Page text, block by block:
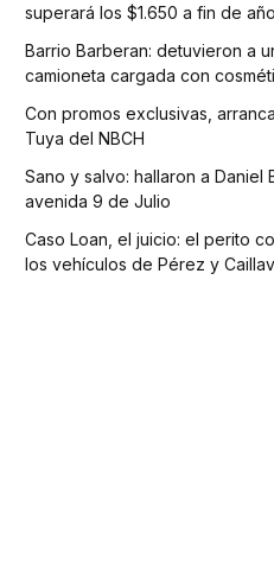
superará los $1.650 a fin de año
Barrio Barberan: detuvieron a
camioneta cargada con
Con promos exclusivas,
Tuya del NBCH
Sano y salvo: hallaron a Daniel
avenida 9 de Julio
Caso Loan, el juicio: el perito
los vehículos de Pérez y